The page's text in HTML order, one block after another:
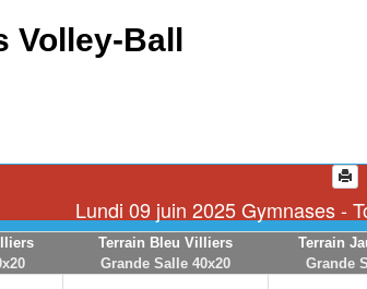
Volley-Ball
Lundi 09 juin 2025 Gymnases -
Terrain Bleu Villiers
Grande Salle 40x20
Terrain
Grande